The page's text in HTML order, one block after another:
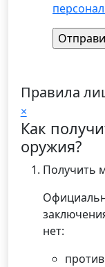
Правила
×
Как
оружия?
Получить
нет: